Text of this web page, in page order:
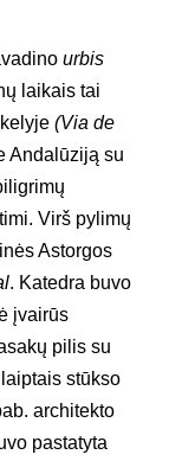
urbis
laikais tai
(Via de
Andalūziją su
Virš pylimų
Astorgos
. Katedra buvo
įvairūs
pilis su
stūkso
architekto
pastatyta